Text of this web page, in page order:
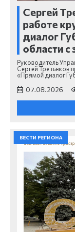
Сергей
работе
диалог
области
Руководитель
Сергей Третьяков
«Прямой диалог
07.08.2026
ВЕСТИ РЕГИОНА